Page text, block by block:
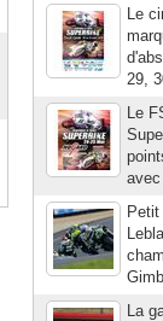
Le
29,
Le
La